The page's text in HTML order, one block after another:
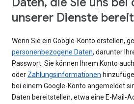
unserer Dienste
Wenn Sie ein Google-Konto erstellen,
personenbezogene Daten, darunter
Passwort. Sie können Ihrem Konto
oder Zahlungsinformationen
bei einem Google-Konto angemeldet
Daten bereitstellen, etwa eine E-Mail-